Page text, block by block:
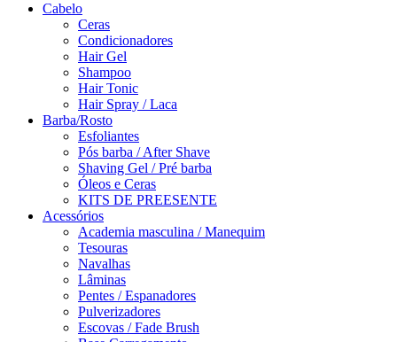
Cabelo
Ceras
Condicionadores
Hair Gel
Shampoo
Hair Tonic
Hair Spray / Laca
Barba/Rosto
Esfoliantes
Pós barba / After Shave
Shaving Gel / Pré barba
Óleos e Ceras
KITS DE PREESENTE
Acessórios
Academia masculina / Manequim
Tesouras
Navalhas
Lâminas
Pentes / Espanadores
Pulverizadores
Escovas / Fade Brush